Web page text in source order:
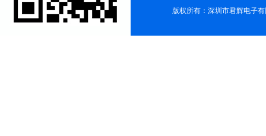
版权所有：深圳市君辉电子